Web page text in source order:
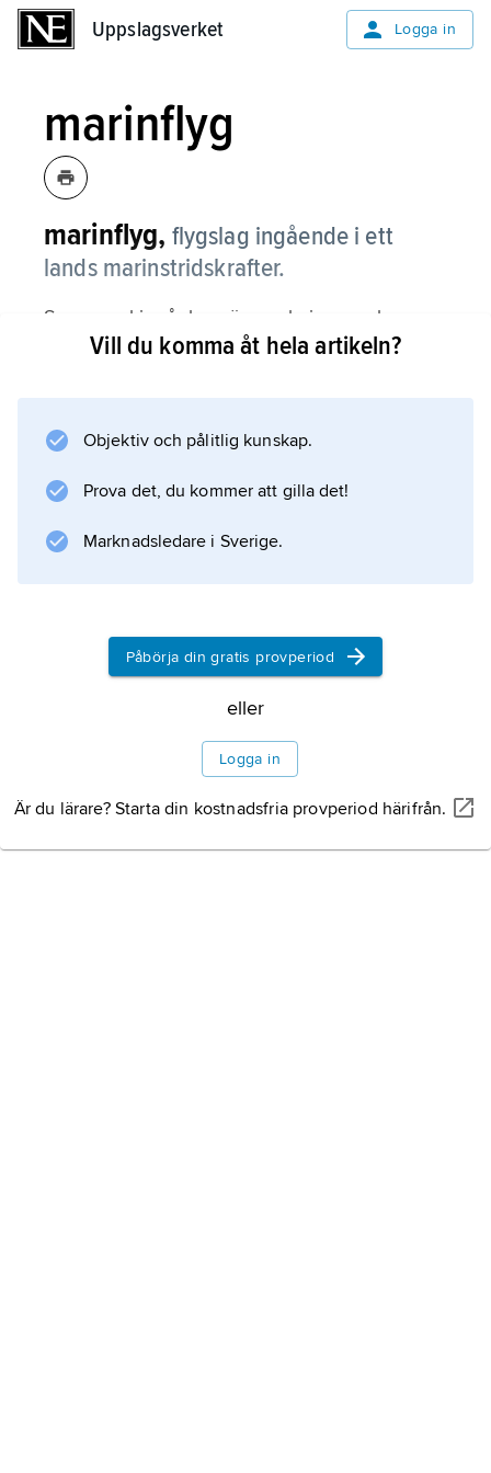
Uppslagsverket Logga in
marinflyg
marinflyg, flygslag ingående i ett
lands marinstridskrafter.
Som regel ingår havsövervaknings- och
ubåtsjaktflyg och även helikopterförband; i ett
samt flygande radar- och ledningsstationer.
Information om artikeln
Vill du komma åt hela artikeln?
Objektiv och pålitlig kunskap.
Prova det, du kommer att gilla det!
Marknadsledare i Sverige.
Påbörja din gratis provperiod
eller
Logga in
Är du lärare? Starta din kostnadsfria provperiod härifrån.